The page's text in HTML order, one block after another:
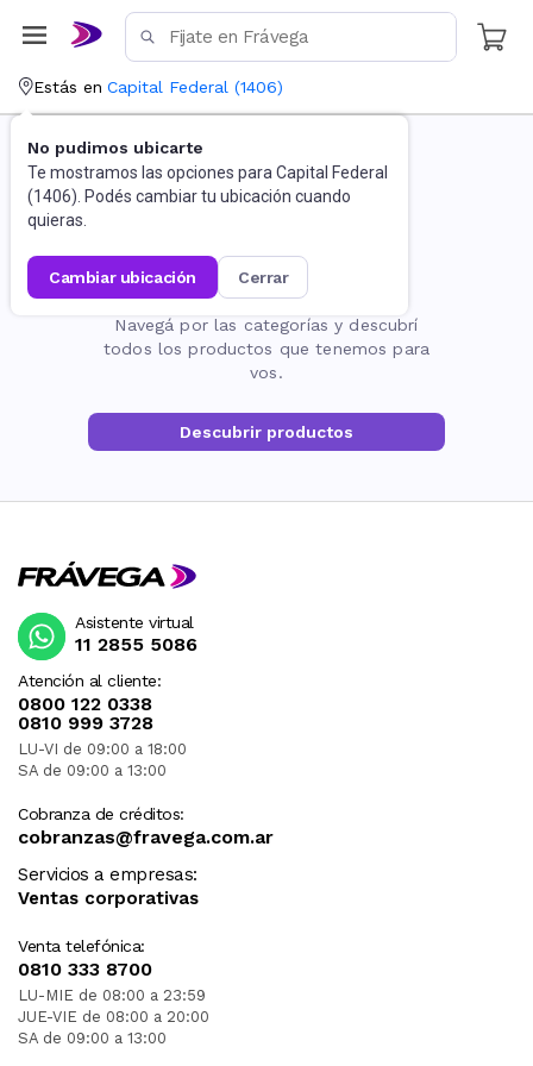
Estás en Capital Federal (1406)
No pudimos ubicarte
Te mostramos las opciones para Capital Federal
(1406). Podés cambiar tu ubicación cuando
quieras.
cambiar ubicación cerrar
La página no existe
Navegá por las categorías y descubrí
todos los productos que tenemos para
vos.
Descubrir productos
Atención al cliente:
0800 122 0338
0810 999 3728
LU-VI de 09:00 a 18:00
SA de 09:00 a 13:00
Cobranza de créditos:
cobranzas@fravega.com.ar
Servicios a empresas:
Ventas corporativas
Venta telefónica:
0810 333 8700
LU-MIE de 08:00 a 23:59
JUE-VIE de 08:00 a 20:00
SA de 09:00 a 13:00
Asistente virtual
11 2855 5086